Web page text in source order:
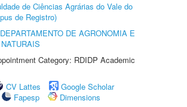
de Ciências Agrárias do Vale do
de Registro)
DEPARTAMENTO DE AGRONOMIA E
Category: RDIDP Academic
CV Lattes
Google Scholar
Fapesp
Dimensions